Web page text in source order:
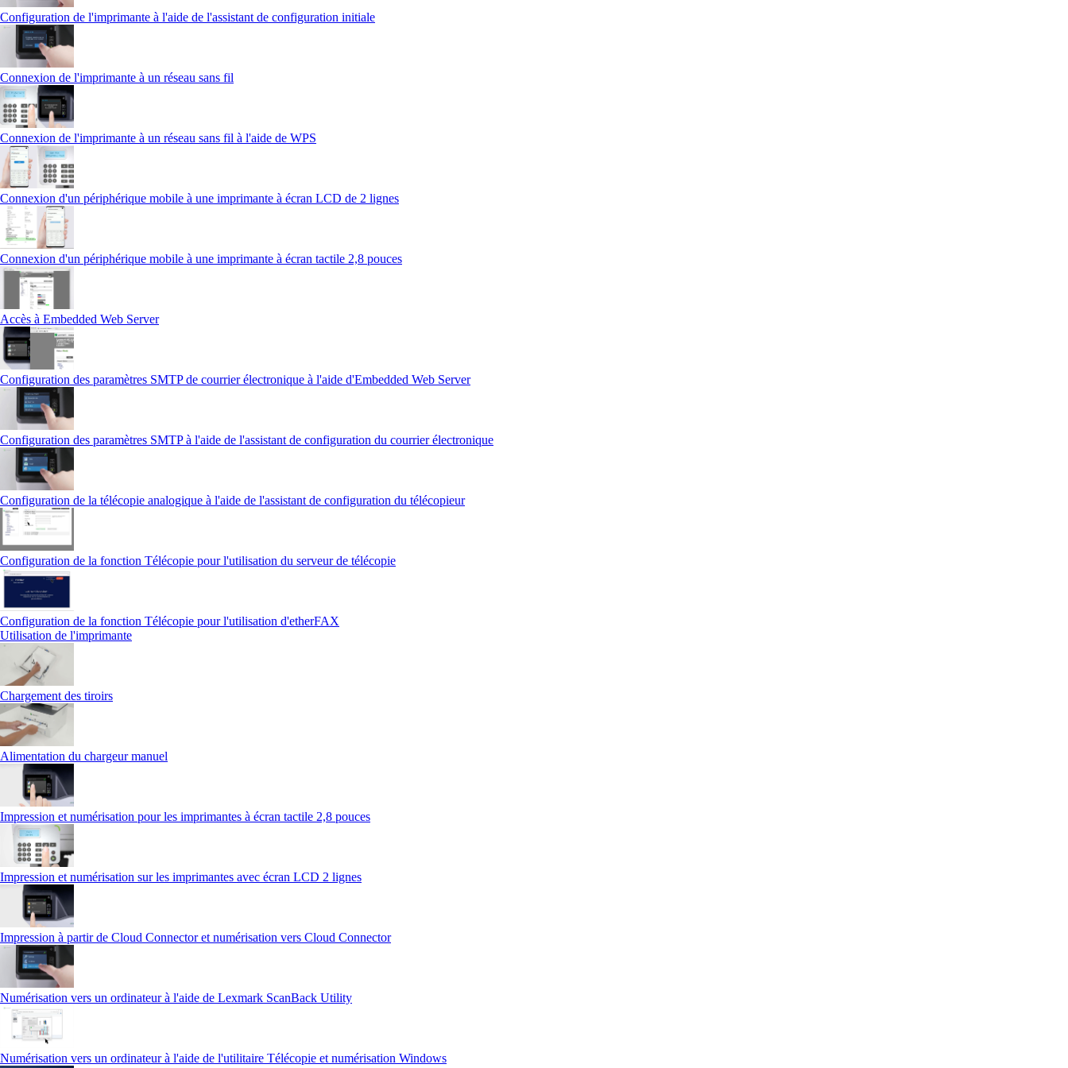
Configuration de l'imprimante à l'aide de l'assistant de configuration initiale
Connexion de l'imprimante à un réseau sans fil
Connexion de l'imprimante à un réseau sans fil à l'aide de WPS
Connexion d'un périphérique mobile à une imprimante à écran LCD de 2 lignes
Connexion d'un périphérique mobile à une imprimante à écran tactile 2,8 pouces
Accès à Embedded Web Server
Configuration des paramètres SMTP de courrier électronique à l'aide d'Embedded Web Server
Configuration des paramètres SMTP à l'aide de l'assistant de configuration du courrier électronique
Configuration de la télécopie analogique à l'aide de l'assistant de configuration du télécopieur
Configuration de la fonction Télécopie pour l'utilisation du serveur de télécopie
Configuration de la fonction Télécopie pour l'utilisation d'etherFAX
Utilisation de l'imprimante
Chargement des tiroirs
Alimentation du chargeur manuel
Impression et numérisation pour les imprimantes à écran tactile 2,8 pouces
Impression et numérisation sur les imprimantes avec écran LCD 2 lignes
Impression à partir de Cloud Connector et numérisation vers Cloud Connector
Numérisation vers un ordinateur à l'aide de Lexmark ScanBack Utility
Numérisation vers un ordinateur à l'aide de l'utilitaire Télécopie et numérisation Windows